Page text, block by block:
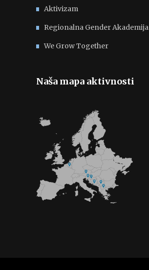
Aktivizam
Regionalna Gender Akademija
We Grow Together
Naša mapa aktivnosti